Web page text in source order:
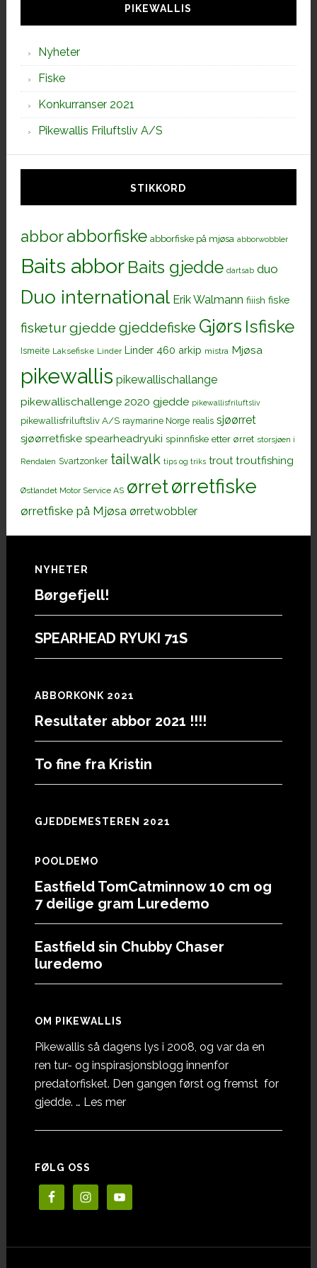
PIKEWALLIS
Nyheter
Fiske
Konkurranser 2021
Pikewallis Friluftsliv A/S
STIKKORD
abborabborfiske abborfiske på mjøsa abborwobbler
Baits abbor Baits gjedde dartsab duo
Duo international Erik Walmann fiiish fiske
fisketurgjedde gjeddefiske Gjørs Isfiske
Ismeite Laksefiske Linder Linder 460 arkip mistra Mjøsa
pikewallis pikewallischallange
pikewallischallenge 2020 gjedde pikewallisfriluftsliv
pikewallisfriluftsliv A/S raymarine Norge realis sjøørret
sjøørretfiske spearheadryuki spinnfiske etter ørret storsjøen i
Rendalen Svartzonker tailwalk tips og triks trout troutfishing
Østlandet Motor Service AS ørretørretfiske
ørretfiske på Mjøsa ørretwobbler
Footer
NYHETER
Børgefjell!
SPEARHEAD RYUKI 71S
ABBORKONK 2021
Resultater abbor 2021 !!!!
To fine fra Kristin
GJEDDEMESTEREN 2021
POOLDEMO
Eastfield TomCatminnow 10 cm og
7 deilige gram Luredemo
Eastfield sin Chubby Chaser
luredemo
OM PIKEWALLIS
Pikewallis så dagens lys i 2008, og var da en
ren tur- og inspirasjonsblogg innenfor
predatorfisket. Den gangen først og fremst for
gjedde. … Les meromOm
FØLG OSS